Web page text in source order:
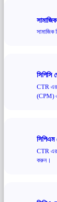
সামাজিক
সিপিসি
CTR এর
(CPM)
সিপিএম
CTR এর
করুন।